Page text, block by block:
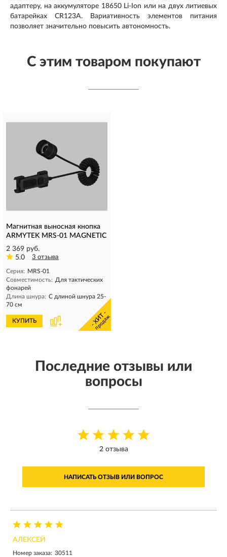
адаптеру, на аккумуляторе 18650 Li-Ion или на двух литиевых
батарейках CR123A. Вариативность элементов питания
позволяет значительно повысить автономность.
С этим товаром покупают
Магнитная выносная кнопка
ARMYTEK MRS-01 MAGNETIC
2 369 руб.
5.0
3 отзыва
Серия: MRS-01
Совместимость: Для тактических
фонарей
Длина шнура: С длиной шнура 25-
70 см
КУПИТЬ - ХИТ -
продаж
Последние отзывы или
вопросы
2 отзыва
НАПИСАТЬ ОТЗЫВ ИЛИ ВОПРОС
АЛЕКСЕЙ
Номер заказа: 30511